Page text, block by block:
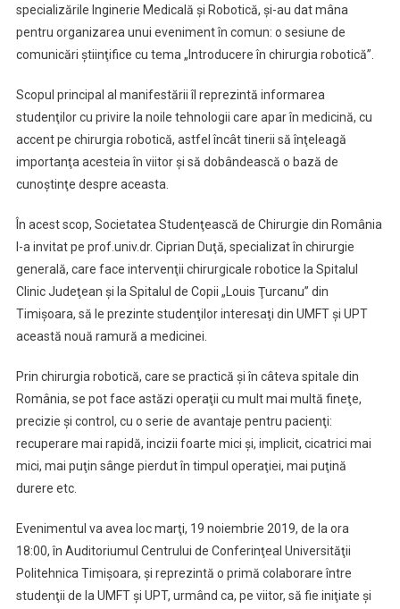
specializările Inginerie Medicală şi Robotică, şi-au dat mâna
pentru organizarea unui eveniment în comun: o sesiune de
comunicări ştiinţifice cu tema „Introducere în chirurgia robotică”.
Scopul principal al manifestării îl reprezintă informarea
studenţilor cu privire la noile tehnologii care apar în medicină, cu
accent pe chirurgia robotică, astfel încât tinerii să înţeleagă
importanţa acesteia în viitor şi să dobândească o bază de
cunoştinţe despre aceasta.
În acest scop, Societatea Studenţească de Chirurgie din România
l-a invitat pe prof.univ.dr. Ciprian Duţă, specializat în chirurgie
generală, care face intervenţii chirurgicale robotice la Spitalul
Clinic Judeţean şi la Spitalul de Copii „Louis Ţurcanu” din
Timişoara, să le prezinte studenţilor interesaţi din UMFT şi UPT
această nouă ramură a medicinei.
Prin chirurgia robotică, care se practică şi în câteva spitale din
România, se pot face astăzi operaţii cu mult mai multă fineţe,
precizie şi control, cu o serie de avantaje pentru pacienţi:
recuperare mai rapidă, incizii foarte mici şi, implicit, cicatrici mai
mici, mai puţin sânge pierdut în timpul operaţiei, mai puţină
durere etc.
Evenimentul va avea loc marţi, 19 noiembrie 2019, de la ora
18:00, în Auditoriumul Centrului de Conferinţeal Universităţii
Politehnica Timişoara, şi reprezintă o primă colaborare între
studenţii de la UMFT şi UPT, urmând ca, pe viitor, să fie iniţiate şi